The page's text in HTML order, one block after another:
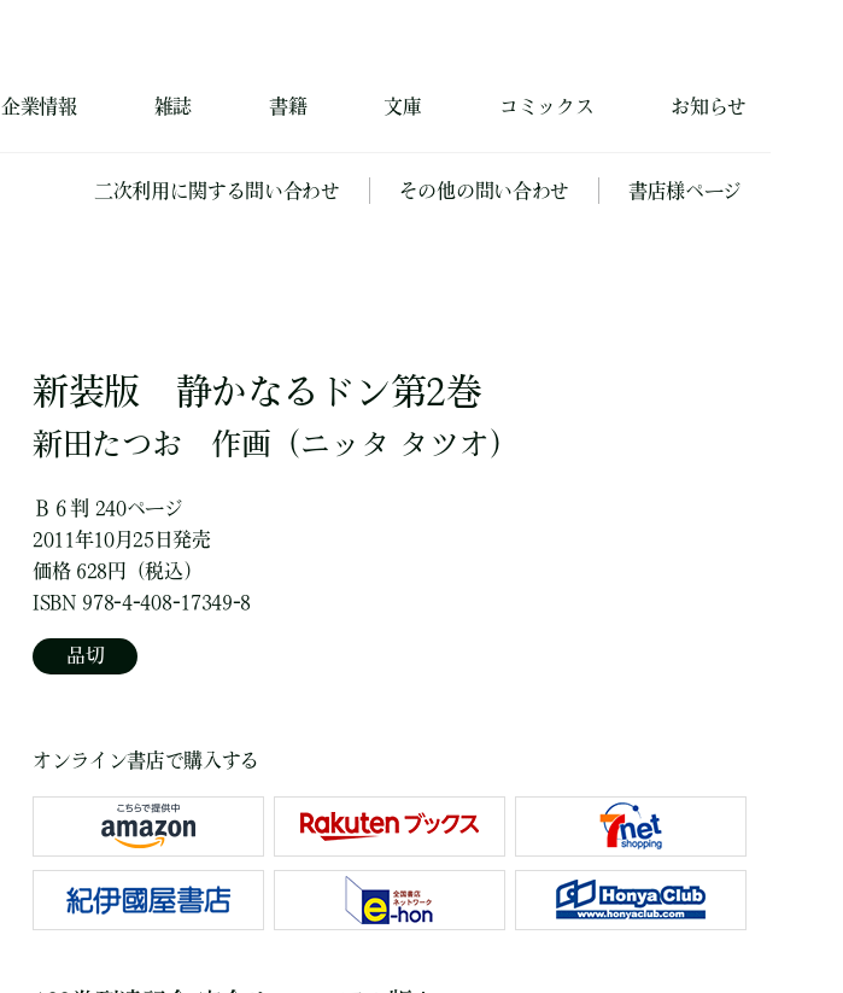
企業情報 雑誌 書籍 文庫 コミックス お知らせ
二次利用に関する問い合わせ その他の問い合わせ 書店様ページ
新装版 静かなるドン第2巻
新田たつお 作画 （ニッタ タツオ）
Ｂ６判 240ページ
2011年10月25日発売
価格 628円（税込）
ISBN 978-4-408-17349-8
品切
オンライン書店で購入する